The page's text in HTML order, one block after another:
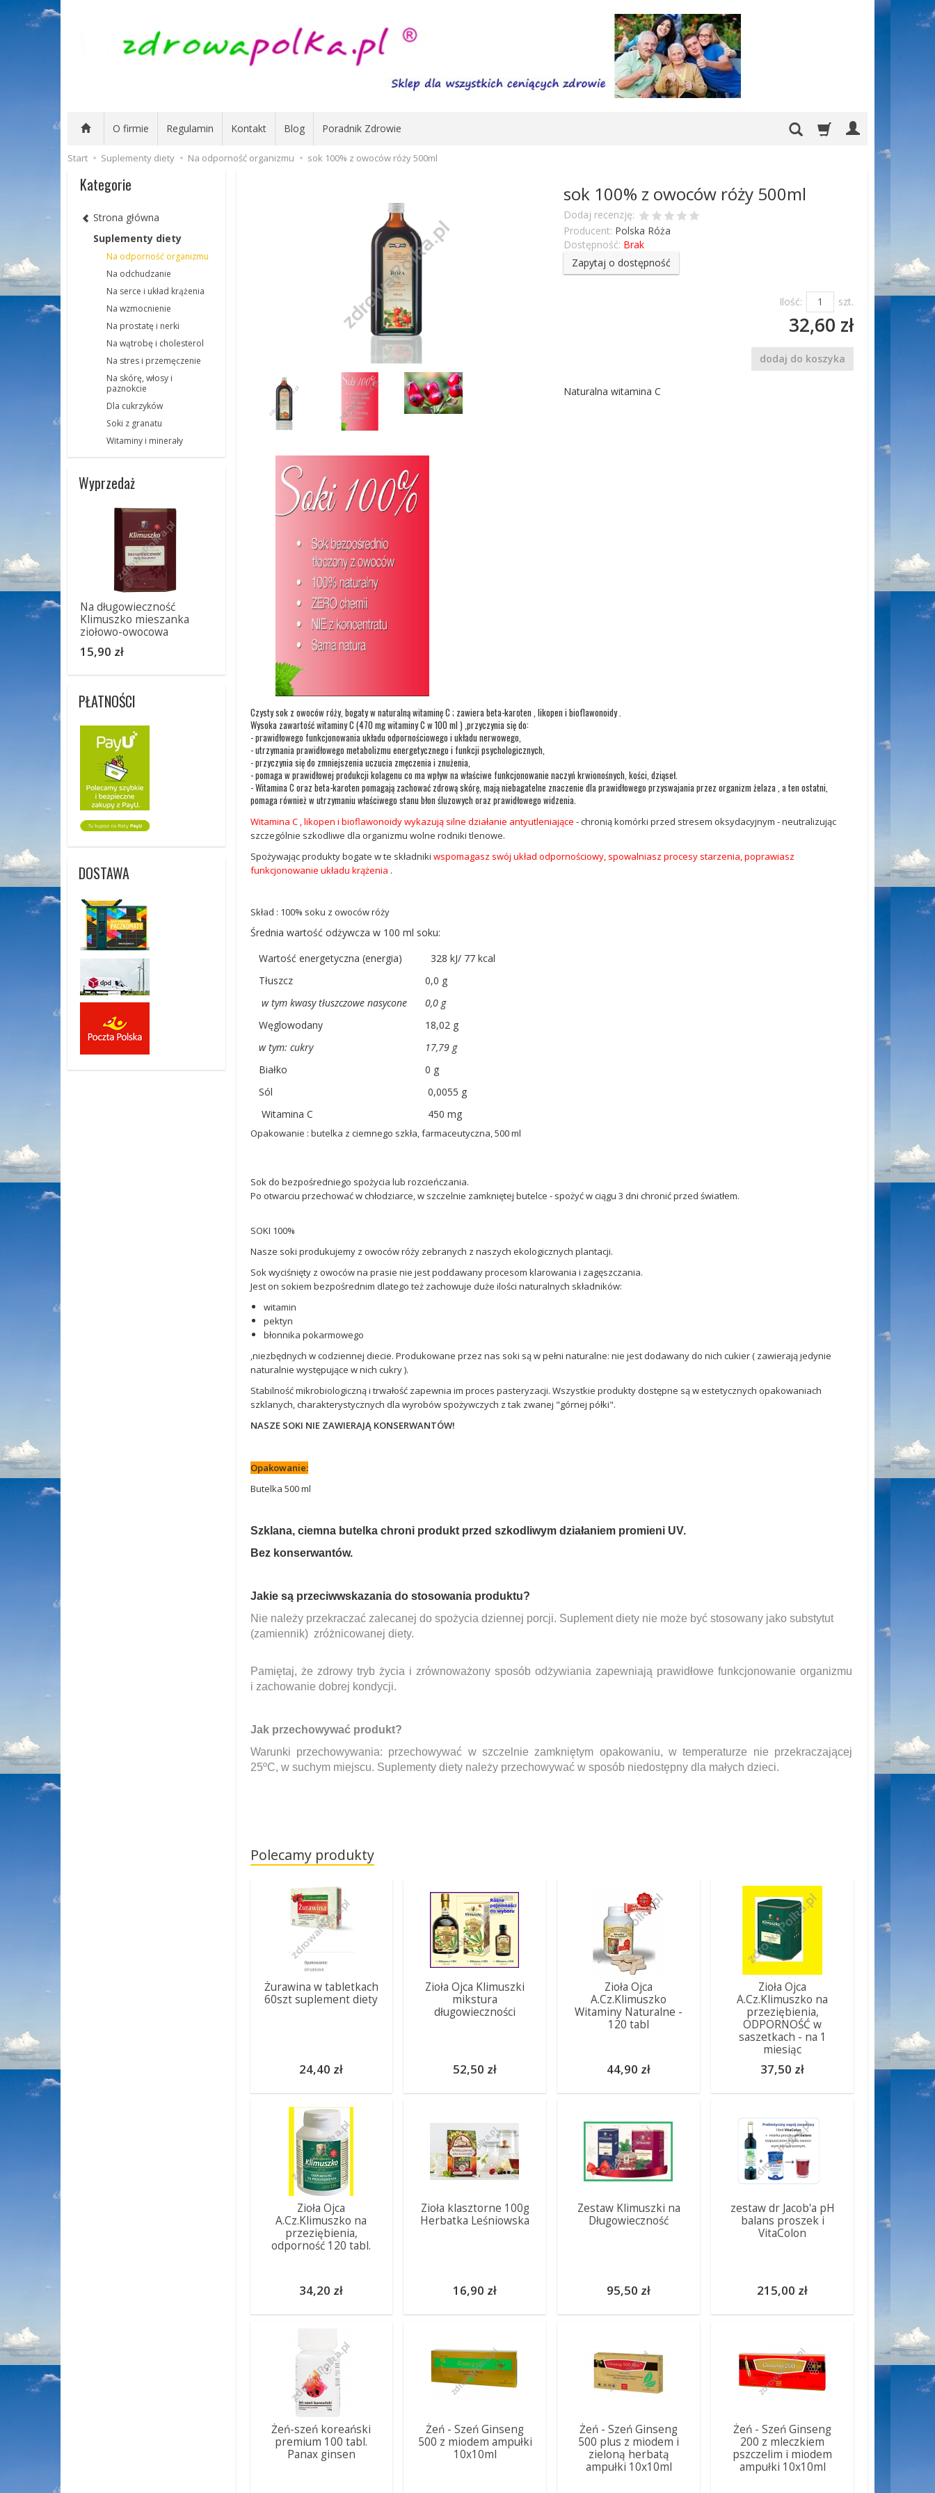
O firmie Regulamin Kontakt Blog Poradnik Zdrowie
Start Suplementy diety Na odporność organizmu sok 100% z owoców róży 500ml
sok 100% z owoców róży 500ml
Dodaj recenzję:
Producent: Polska Róża
Dostępność: Brak
Zapytaj o dostępność
Ilość: szt.
32,60 zł
dodaj do koszyka
Naturalna witamina C
Czysty sok z owoców róży, bogaty w naturalną witaminę C ; zawiera beta-karoten , likopen i bioflawonoidy .
Wysoka zawartość witaminy C (470 mg witaminy C w 100 ml ) ,przyczynia się do:
- prawidłowego funkcjonowania układu odpornościowego i układu nerwowego,
- utrzymania prawidłowego metabolizmu energetycznego i funkcji psychologicznych,
- przyczynia się do zmniejszenia uczucia zmęczenia i znużenia,
- pomaga w prawidłowej produkcji kolagenu co ma wpływ na właściwe funkcjonowanie naczyń krwionośnych, kości, dziąseł.
- Witamina C oraz beta-karoten pomagają zachować zdrową skórę, mają niebagatelne znaczenie dla prawidłowego przyswajania przez organizm żelaza , a ten ostatni,
pomaga również w utrzymaniu właściwego stanu błon śluzowych oraz prawidłowego widzenia.
Witamina C , likopen i bioflawonoidy wykazują silne działanie antyutleniające - chronią komórki przed stresem oksydacyjnym - neutralizując
szczególnie szkodliwe dla organizmu wolne rodniki tlenowe.
Spożywając produkty bogate w te składniki wspomagasz swój układ odpornościowy, spowalniasz procesy starzenia, poprawiasz
funkcjonowanie układu krążenia .
Skład : 100% soku z owoców róży
Średnia wartość odżywcza w 100 ml soku:
Wartość energetyczna (energia)
328 kJ/ 77 kcal
Tłuszcz
0,0 g
w tym kwasy tłuszczowe nasycone
0,0 g
Węglowodany
18,02 g
w tym: cukry
17,79 g
Białko
0 g
Sól
0,0055 g
Witamina C
450 mg
Opakowanie : butelka z ciemnego szkła, farmaceutyczna, 500 ml
Sok do bezpośredniego spożycia lub rozcieńczania.
Po otwarciu przechować w chłodziarce, w szczelnie zamkniętej butelce - spożyć w ciągu 3 dni chronić przed światłem.
SOKI 100%
Nasze soki produkujemy z owoców róży zebranych z naszych ekologicznych plantacji.
Sok wyciśnięty z owoców na prasie nie jest poddawany procesom klarowania i zagęszczania.
Jest on sokiem bezpośrednim dlatego też zachowuje duże ilości naturalnych składników:
witamin
pektyn
błonnika pokarmowego
,niezbędnych w codziennej diecie. Produkowane przez nas soki są w pełni naturalne: nie jest dodawany do nich cukier ( zawierają jedynie
naturalnie występujące w nich cukry ).
Stabilność mikrobiologiczną i trwałość zapewnia im proces pasteryzacji. Wszystkie produkty dostępne są w estetycznych opakowaniach
szklanych, charakterystycznych dla wyrobów spożywczych z tak zwanej "górnej półki".
NASZE SOKI NIE ZAWIERAJĄ KONSERWANTÓW!
Opakowanie:
Butelka 500 ml
Szklana, ciemna butelka chroni produkt przed szkodliwym działaniem promieni UV.
Bez konserwantów.
Jakie są przeciwwskazania do stosowania produktu?
Nie należy przekraczać zalecanej do spożycia dziennej porcji. Suplement diety nie może być stosowany jako substytut
(zamiennik) zróżnicowanej diety.
Pamiętaj, że zdrowy tryb życia i zrównoważony sposób odżywiania zapewniają prawidłowe funkcjonowanie organizmu
i zachowanie dobrej kondycji.
Jak przechowywać produkt?
Warunki przechowywania: przechowywać w szczelnie zamkniętym opakowaniu, w temperaturze nie przekraczającej
25ºC, w suchym miejscu. Suplementy diety należy przechowywać w sposób niedostępny dla małych dzieci.
Polecamy produkty
Żurawina w tabletkach
60szt suplement diety
24,40 zł
Zioła Ojca Klimuszki
mikstura
długowieczności
52,50 zł
Zioła Ojca
A.Cz.Klimuszko
Witaminy Naturalne -
120 tabl
44,90 zł
Zioła Ojca
A.Cz.Klimuszko na
przeziębienia,
ODPORNOŚĆ w
saszetkach - na 1
miesiąc
37,50 zł
Zioła Ojca
A.Cz.Klimuszko na
przeziębienia,
odporność 120 tabl.
34,20 zł
Zioła klasztorne 100g
Herbatka Leśniowska
16,90 zł
Zestaw Klimuszki na
Długowieczność
95,50 zł
zestaw dr Jacob'a pH
balans proszek i
VitaColon
215,00 zł
Żeń-szeń koreański
premium 100 tabl.
Panax ginsen
Żeń - Szeń Ginseng
500 z miodem ampułki
10x10ml
Żeń - Szeń Ginseng
500 plus z miodem i
zieloną herbatą
ampułki 10x10ml
Żeń - Szeń Ginseng
200 z mleczkiem
pszczelim i miodem
ampułki 10x10ml
Kategorie
Strona główna
Suplementy diety
Na odporność organizmu
Na odchudzanie
Na serce i układ krążenia
Na wzmocnienie
Na prostatę i nerki
Na wątrobę i cholesterol
Na stres i przemęczenie
Na skórę, włosy i
paznokcie
Dla cukrzyków
Soki z granatu
Witaminy i minerały
Wyprzedaż
Na długowieczność
Klimuszko mieszanka
ziołowo-owocowa
15,90 zł
PŁATNOŚCI
DOSTAWA